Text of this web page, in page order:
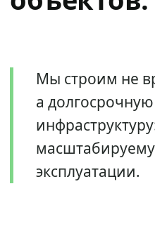
Мы строим не
а
эксплуатации.